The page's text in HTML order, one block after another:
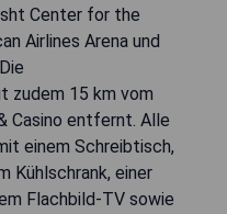
Center for the
Airlines Arena und
zudem 15 km vom
Casino entfernt. Alle
einem Schreibtisch,
Kühlschrank, einer
Flachbild-TV sowie